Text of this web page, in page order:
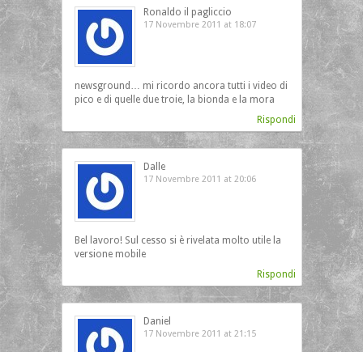
Ronaldo il pagliccio
17 Novembre 2011 at 18:07
newsground… mi ricordo ancora tutti i video di
pico e di quelle due troie, la bionda e la mora
Rispondi
Dalle
17 Novembre 2011 at 20:06
Bel lavoro! Sul cesso si è rivelata molto utile la
versione mobile
Rispondi
Daniel
17 Novembre 2011 at 21:15